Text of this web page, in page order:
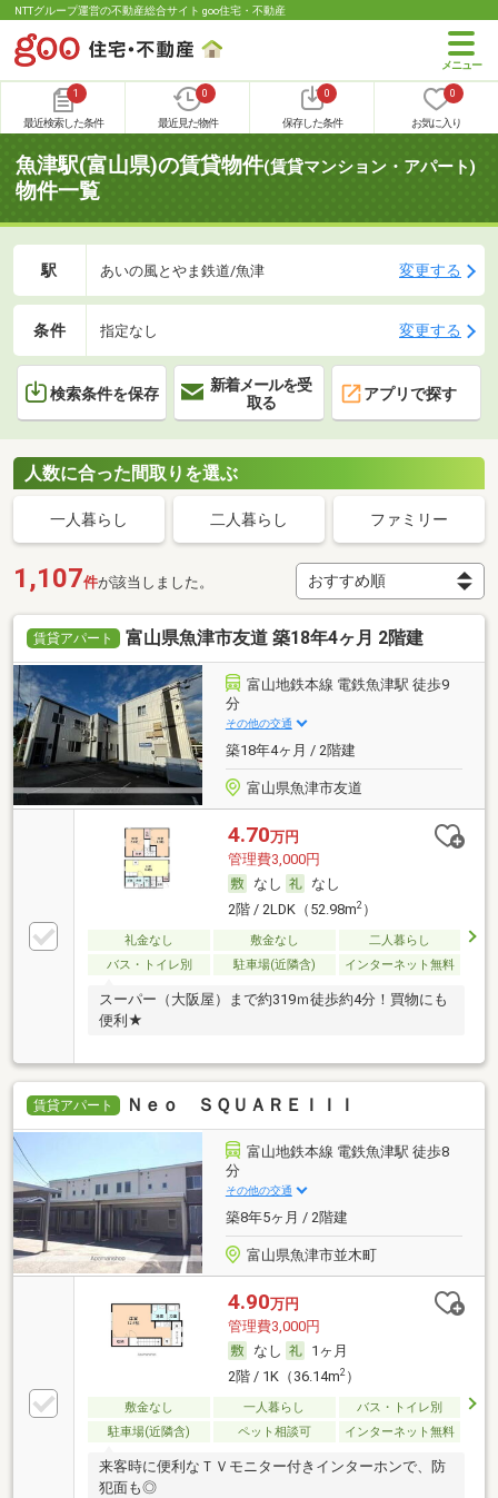
NTTグループ運営の不動産総合サイト goo住宅・不動産
1
最近検索した条件
0
最近見た物件
0
保存した条件
0
お気に入り
魚津駅(富山県)の賃貸物件(賃貸マンション・アパート)
物件一覧
駅 あいの風とやま鉄道/魚津 変更する
条件 指定なし 変更する
検索条件を保存
新着メールを受
取る
アプリで探す
人数に合った間取りを選ぶ
一人暮らし 二人暮らし ファミリー
1,107件が該当しました。
賃貸アパート 富山県魚津市友道 築18年4ヶ月 2階建
富山地鉄本線 電鉄魚津駅 徒歩9
分
その他の交通
築18年4ヶ月 / 2階建
富山県魚津市友道
4.70万円
管理費3,000円
なし
なし
2階 / 2LDK（52.98m2）
礼金なし 敷金なし
二人暮らし
バス・トイレ別
駐車場(近隣含) インターネット無料
スーパー（大阪屋）まで約319ｍ徒歩約4分！買物にも
便利★
賃貸アパート Ｎｅｏ ＳＱＵＡＲＥＩＩＩ
富山地鉄本線 電鉄魚津駅 徒歩8
分
その他の交通
築8年5ヶ月 / 2階建
富山県魚津市並木町
4.90万円
管理費3,000円
なし
1ヶ月
2階 / 1K（36.14m2）
敷金なし 一人暮らし
バス・トイレ別
駐車場(近隣含)
ペット相談可 インターネット無料
来客時に便利なＴＶモニター付きインターホンで、防
犯面も◎